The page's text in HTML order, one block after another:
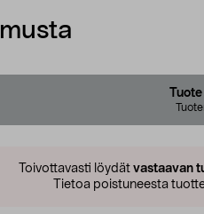
Toivottavasti löydät vastaavan
Tietoa poistuneesta